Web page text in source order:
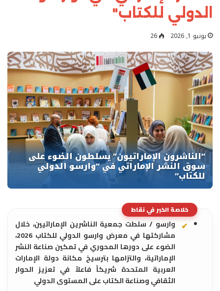
الدولي للكتاب"
يونيو 1, 2026 26
خلاصة الخبر في نقاط
وارسو / سلطت جمعية الناشرين الإماراتيين، خلال
مشاركتها في معرض وارسو الدولي للكتاب 2026،
الضوء على دورها المحوري في تمكين صناعة النشر
الإماراتية، والتزامها بترسيخ مكانة دولة الإمارات
العربية المتحدة شريكاً فاعلاً في تعزيز الحوار
الثقافي وصناعة الكتاب على المستوى الدولي